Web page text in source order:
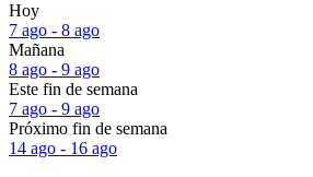
Hoy
7 ago - 8 ago
Mañana
8 ago - 9 ago
Este fin de semana
7 ago - 9 ago
Próximo fin de semana
14 ago - 16 ago